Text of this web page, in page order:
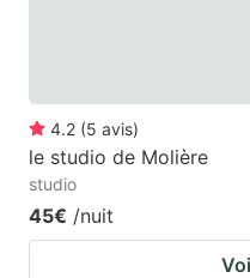
4.2 (5 avis)
le studio de Molière
studio
45€ /nuit